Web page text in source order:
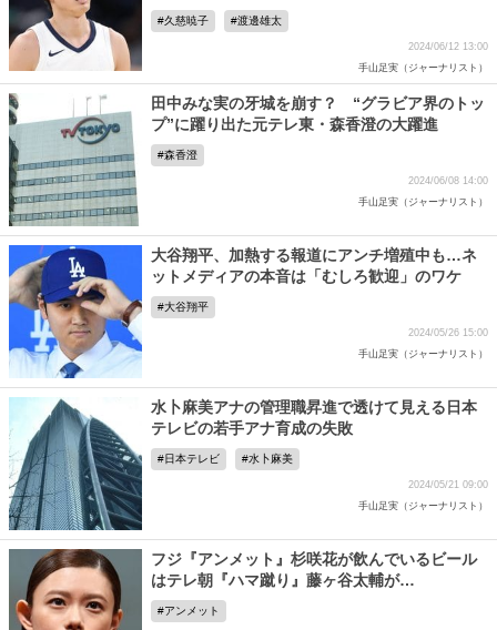
久慈暁子 渡邊雄太
2024/06/12 13:00
手山足実（ジャーナリスト）
田中みな実の牙城を崩す？ “グラビア界のトッ
プ”に躍り出た元テレ東・森香澄の大躍進
森香澄
2024/06/08 14:00
手山足実（ジャーナリスト）
大谷翔平、加熱する報道にアンチ増殖中も…ネ
ットメディアの本音は「むしろ歓迎」のワケ
大谷翔平
2024/05/26 15:00
手山足実（ジャーナリスト）
水卜麻美アナの管理職昇進で透けて見える日本
テレビの若手アナ育成の失敗
日本テレビ 水卜麻美
2024/05/21 09:00
手山足実（ジャーナリスト）
フジ『アンメット』杉咲花が飲んでいるビール
はテレ朝『ハマ蹴り』藤ヶ谷太輔が…
アンメット